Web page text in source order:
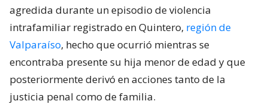
agredida durante un episodio de violencia
intrafamiliar registrado en Quintero, región de
Valparaíso, hecho que ocurrió mientras se
encontraba presente su hija menor de edad y que
posteriormente derivó en acciones tanto de la
justicia penal como de familia.